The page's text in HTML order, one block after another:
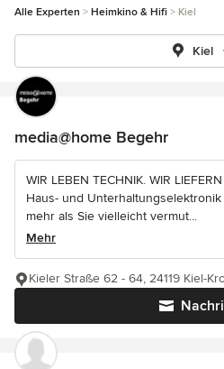
Alle Experten Heimkino & Hifi Kiel
Kiel
media@home Begehr
WIR LEBEN TECHNIK. WIR
Haus- und
mehr als Sie vielleicht vermut...
Mehr
Kieler Straße 62 - 64, 24119 Kiel-